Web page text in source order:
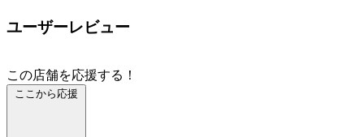
ユーザーレビュー
この店舗を応援する！
ここから応援